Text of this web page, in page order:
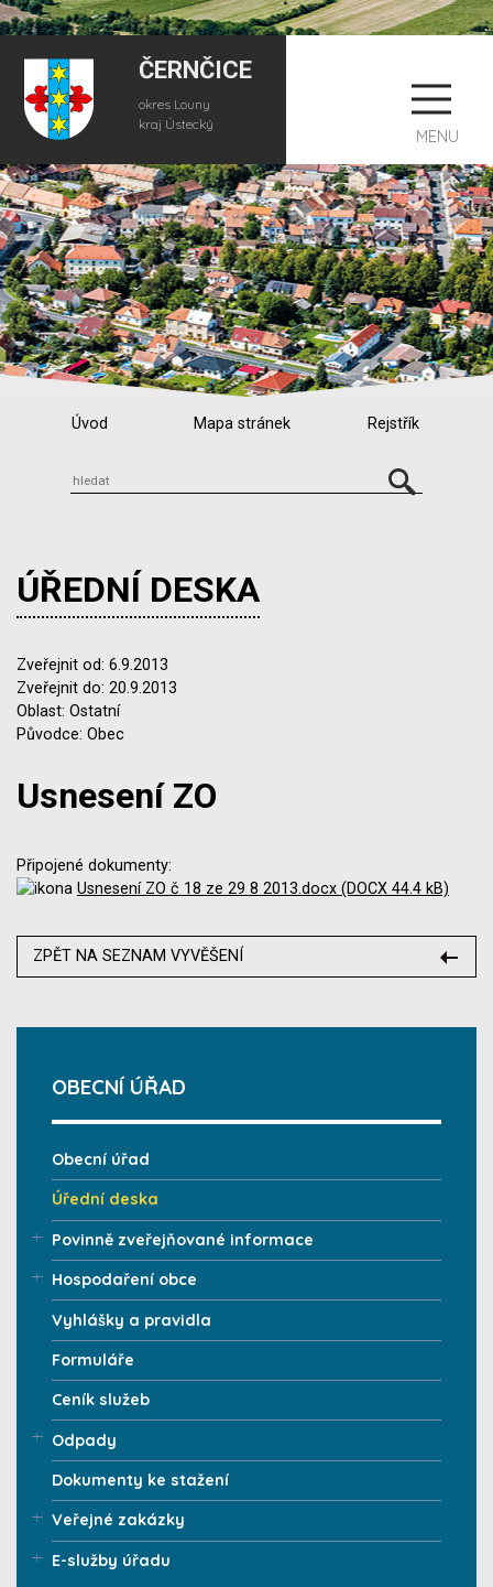
ČERNČICE
okres Louny
kraj Ústecký
MENU
Úvod Mapa stránek Rejstřík
ÚŘEDNÍ DESKA
Zveřejnit od: 6.9.2013
Zveřejnit do: 20.9.2013
Oblast: Ostatní
Původce: Obec
Usnesení ZO
Připojené dokumenty:
Usnesení ZO č 18 ze 29 8 2013.docx (DOCX 44.4 kB)
ZPĚT NA SEZNAM VYVĚŠENÍ
OBECNÍ ÚŘAD
Obecní úřad
Úřední deska
Povinně zveřejňované informace
Hospodaření obce
Vyhlášky a pravidla
Formuláře
Ceník služeb
Odpady
Dokumenty ke stažení
Veřejné zakázky
E-služby úřadu